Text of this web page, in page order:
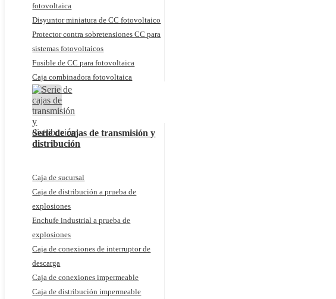
fotovoltaica
Disyuntor miniatura de CC fotovoltaico
Protector contra sobretensiones CC para
sistemas fotovoltaicos
Fusible de CC para fotovoltaica
Caja combinadora fotovoltaica
Serie de cajas de transmisión y
distribución
Caja de sucursal
Caja de distribución a prueba de
explosiones
Enchufe industrial a prueba de
explosiones
Caja de conexiones de interruptor de
descarga
Caja de conexiones impermeable
Caja de distribución impermeable